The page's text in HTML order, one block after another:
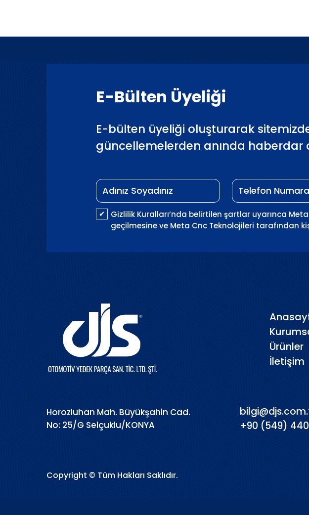
E-Bülten Üyeliği
E-bülten üyeliği oluşturarak
güncellemelerden anında haberdar
Gizlilik Kuralları’nda belirtilen şartlar uyarınca
geçilmesine ve Meta Cnc Teknolojileri tarafından
Ürünler
İletişim
Horozluhan Mah. Büyükşahin Cad.
No: 25/G Selçuklu/KONYA
+90 (549) 440
Copyright © Tüm Hakları Saklıdır.